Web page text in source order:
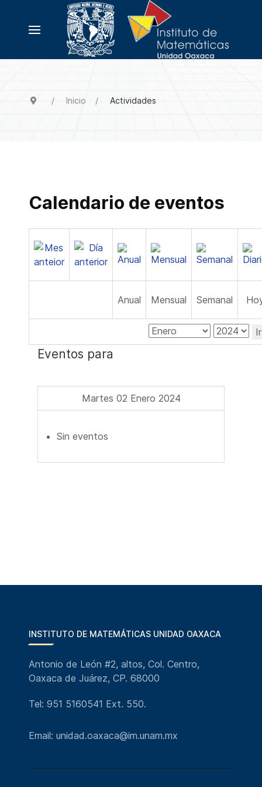
Inicio Actividades
Calendario de eventos
Anual Mensual Semanal
Eventos para
Martes 02 Enero 2024
Sin eventos
INSTITUTO DE MATEMÁTICAS UNIDAD OAXACA
Antonio de León #2, altos, Col. Centro,
Oaxaca de Juárez, CP. 68000
Tel: 951 5160541 Ext. 550.
Email: unidad.oaxaca@im.unam.mx